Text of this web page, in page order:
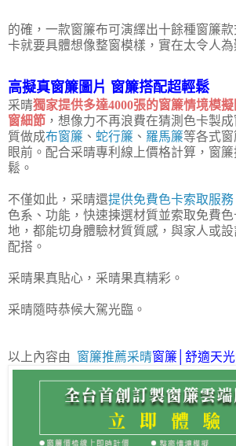
的確，一款窗簾布可演繹出十餘種窗簾
卡就要具體想像整窗模樣，實在太令人為
高擬真窗簾圖片 窗簾搭配超輕鬆
采晴獨家提供多達4000張的窗簾情境模
窗細節 ，想像力不再浪費在猜測色卡製
質做成布窗簾 、 蛇行簾 、 羅馬簾等各式
眼前。配合采晴專利線上價格計算，窗
鬆。
不僅如此，采晴還提供免費色卡索取服務
色系、功能，快速揀選材質並索取免費
地，都能切身體驗材質質感，與家人或
配搭。
采晴果真貼心，采晴果真精彩。
采晴隨時恭候大駕光臨。
以上內容由 窗簾推薦采晴窗簾│舒適天